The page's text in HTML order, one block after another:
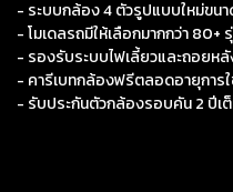
- ระบบกล้อง 4 ตัวรูปแบบใหม่ขนา
- โมเดลรถมีให้เลือกมากกว่า 80+
- รองรับระบบไฟเลี้ยวและถอยห
- คารีเบทกล้องฟรีตลอดอายุการ
- รับประกันตัวกล้องรอบคัน 2 ปีเ